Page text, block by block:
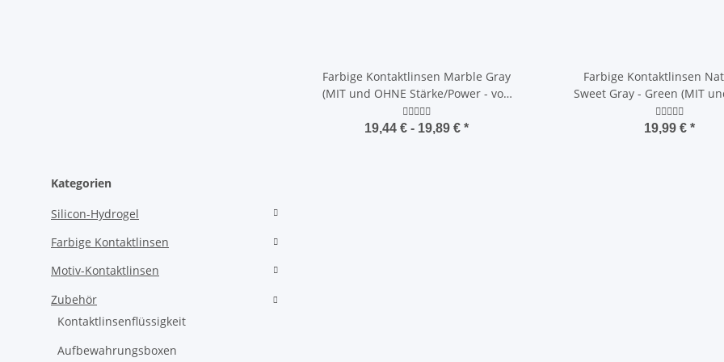
Farbige Kontaktlinsen Marble Gray
(MIT und OHNE Stärke/Power - von
Minus -12.00 DPT bis Plus +5.00 DPT)
19,44 € - 19,89 €*
Farbige Kontaktlinsen
Sweet Gray - Green (MIT
Stärke/Power - von Minus -
bis Plus +5.00 DPT)
19,99 € *
Kategorien
Silicon-Hydrogel
Farbige Kontaktlinsen
Motiv-Kontaktlinsen
Zubehör
Kontaktlinsenflüssigkeit
Aufbewahrungsboxen